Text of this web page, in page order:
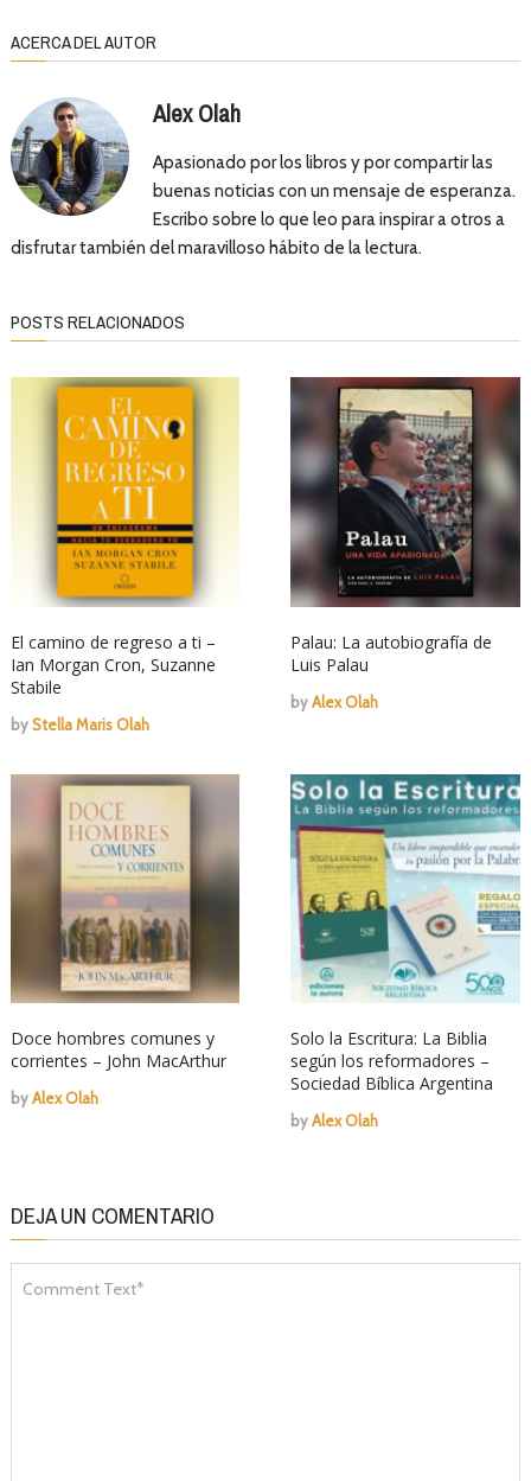
ACERCA DEL AUTOR
Alex Olah
Apasionado por los libros y por compartir las
buenas noticias con un mensaje de esperanza.
Escribo sobre lo que leo para inspirar a otros a
disfrutar también del maravilloso hábito de la lectura.
POSTS RELACIONADOS
El camino de regreso a ti –
Ian Morgan Cron, Suzanne
Stabile
byStella Maris Olah
Palau: La autobiografía de
Luis Palau
byAlex Olah
Doce hombres comunes y
corrientes – John MacArthur
byAlex Olah
Solo la Escritura: La Biblia
según los reformadores –
Sociedad Bíblica Argentina
byAlex Olah
DEJA UN COMENTARIO